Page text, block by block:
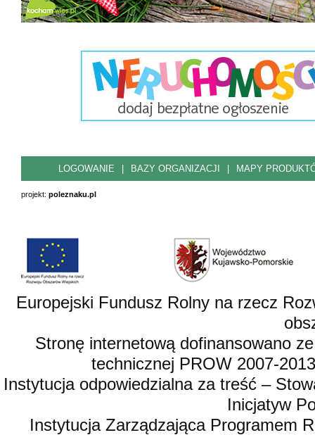
LOGOWANIE BAZY ORGANIZACJI MAPY
projekt: poleznaku.pl
Europejski Fundusz Rolny na rzecz
Stronę internetową dofinansowano
technicznej PROW 2007-
Instytucja odpowiedzialna za treść –
Inicjatyw
Instytucja Zarządzająca Programem